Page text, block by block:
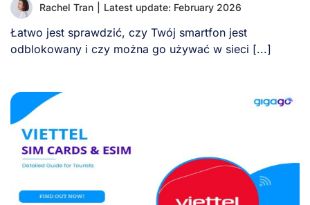
Rachel Tran Latest update: February 2026
Łatwo jest sprawdzić, czy Twój smartfon jest
odblokowany i czy można go używać w sieci [...]